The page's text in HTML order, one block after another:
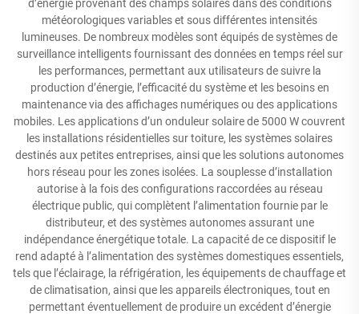
d’énergie provenant des champs solaires dans des conditions
météorologiques variables et sous différentes intensités
lumineuses. De nombreux modèles sont équipés de systèmes de
surveillance intelligents fournissant des données en temps réel sur
les performances, permettant aux utilisateurs de suivre la
production d’énergie, l’efficacité du système et les besoins en
maintenance via des affichages numériques ou des applications
mobiles. Les applications d’un onduleur solaire de 5000 W couvrent
les installations résidentielles sur toiture, les systèmes solaires
destinés aux petites entreprises, ainsi que les solutions autonomes
hors réseau pour les zones isolées. La souplesse d’installation
autorise à la fois des configurations raccordées au réseau
électrique public, qui complètent l’alimentation fournie par le
distributeur, et des systèmes autonomes assurant une
indépendance énergétique totale. La capacité de ce dispositif le
rend adapté à l’alimentation des systèmes domestiques essentiels,
tels que l’éclairage, la réfrigération, les équipements de chauffage et
de climatisation, ainsi que les appareils électroniques, tout en
permettant éventuellement de produire un excédent d’énergie